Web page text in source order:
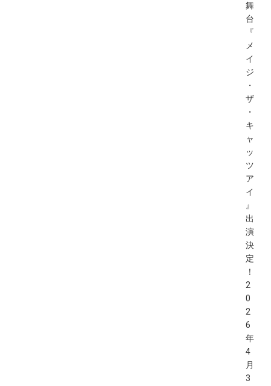
舞
台
『
メ
イ
ジ
・
ザ
・
キ
ャ
ッ
ツ
ア
イ
』
出
演
決
定
！
2
0
2
6
年
4
月
3